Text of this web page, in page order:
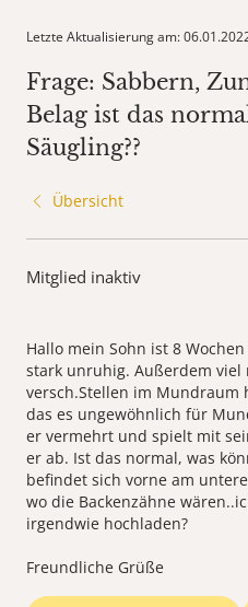
Letzte Aktualisierung am:
Frage: Sabbern,
Belag ist das
Säugling??
Übersicht
Mitglied inaktiv
Hallo mein Sohn ist 8
stark unruhig. Außerdem viel
versch.Stellen im Mundraum
das es ungewöhnlich für
er vermehrt und spielt mit
er ab. Ist das normal, was
befindet sich vorne am
wo die Backenzähne
irgendwie hochladen?
Freundliche Grüße